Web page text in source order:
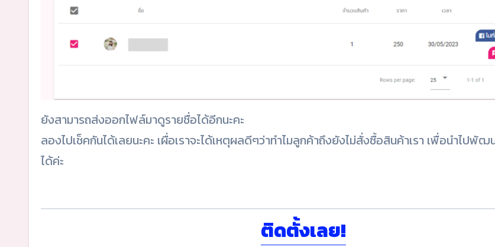
ยังสามารถส่งออกไฟล์มาดูรายชื่อได้อีกนะคะ
ลองไปเช็คกันได้เลยนะคะ เผื่อเราจะได้เหตุผลดีๆว่าทำไมลูกค้าถึงยังไม่สั่งซื้อสินค้าเรา เพื่อนำไปพัฒ
ได้ค่ะ
ติดตั้งเลย!